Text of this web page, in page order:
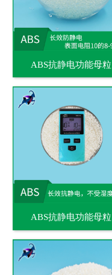
ABS抗静电功能母粒
ABS抗静电功能母粒